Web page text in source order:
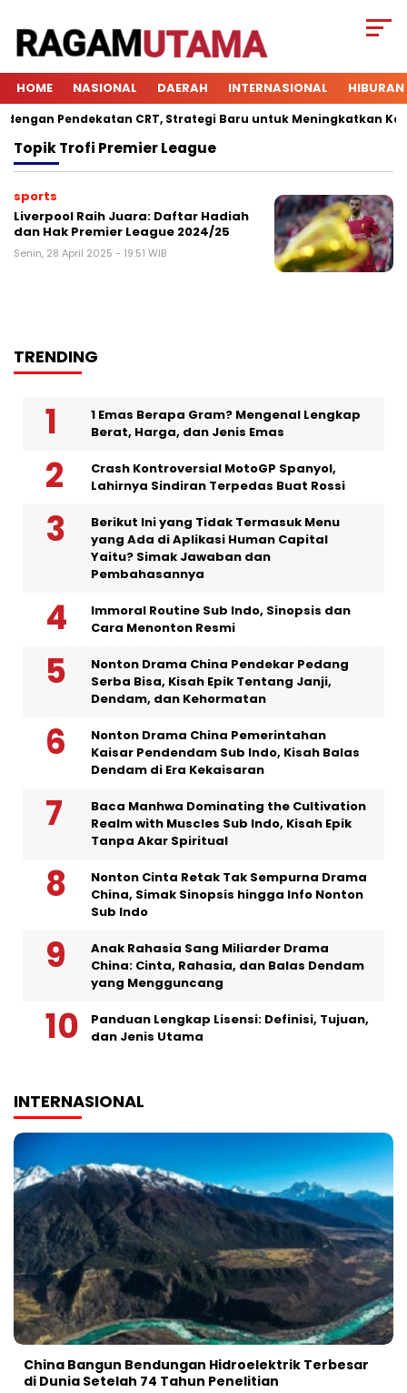
HOME NASIONAL DAERAH INTERNASIONAL HIBURAN
Pendekatan CRT, Strategi Baru untuk Meningkatkan
TopikTrofi Premier League
sports
Liverpool Raih Juara: Daftar Hadiah
dan Hak Premier League 2024/25
Senin, 28 April 2025 - 19:51 WIB
TRENDING
1 Emas Berapa Gram? Mengenal Lengkap
Berat, Harga, dan Jenis Emas
Crash Kontroversial MotoGP Spanyol,
Lahirnya Sindiran Terpedas Buat Rossi
Berikut Ini yang Tidak Termasuk Menu
yang Ada di Aplikasi Human Capital
Yaitu? Simak Jawaban dan
Pembahasannya
Immoral Routine Sub Indo, Sinopsis dan
Cara Menonton Resmi
Nonton Drama China Pendekar Pedang
Serba Bisa, Kisah Epik Tentang Janji,
Dendam, dan Kehormatan
Nonton Drama China Pemerintahan
Kaisar Pendendam Sub Indo, Kisah Balas
Dendam di Era Kekaisaran
Baca Manhwa Dominating the Cultivation
Realm with Muscles Sub Indo, Kisah Epik
Tanpa Akar Spiritual
Nonton Cinta Retak Tak Sempurna Drama
China, Simak Sinopsis hingga Info Nonton
Sub Indo
Anak Rahasia Sang Miliarder Drama
China: Cinta, Rahasia, dan Balas Dendam
yang Mengguncang
Panduan Lengkap Lisensi: Definisi, Tujuan,
dan Jenis Utama
INTERNASIONAL
China Bangun Bendungan Hidroelektrik Terbesar
di Dunia Setelah 74 Tahun Penelitian